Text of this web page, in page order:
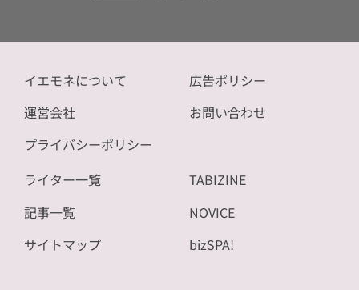
イエモネについて
運営会社
プライバシーポリシー
広告ポリシー
お問い合わせ
ライター一覧
記事一覧
サイトマップ
TABIZINE
NOVICE
bizSPA!